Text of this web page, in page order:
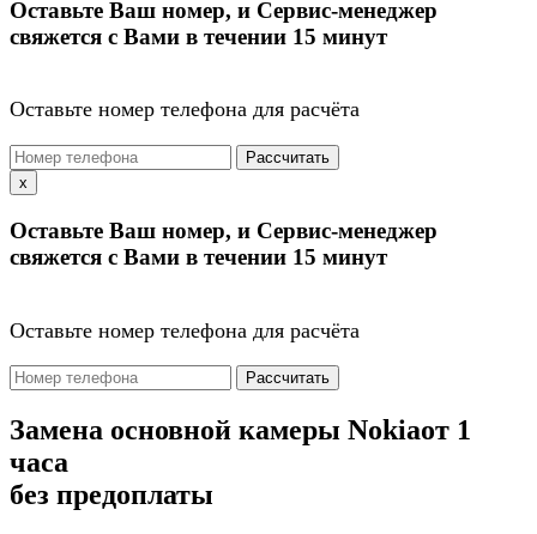
Оставьте Ваш номер, и Сервис-менеджер
свяжется с Вами в течении 15 минут
Оставьте номер телефона для расчёта
Рассчитать
x
Оставьте Ваш номер, и Сервис-менеджер
свяжется с Вами в течении 15 минут
Оставьте номер телефона для расчёта
Рассчитать
Замена основной камеры Nokiaот 1
часа
без предоплаты